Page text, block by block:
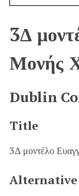
3Δ
Μονής
Dublin
Title
3Δ μοντέλο